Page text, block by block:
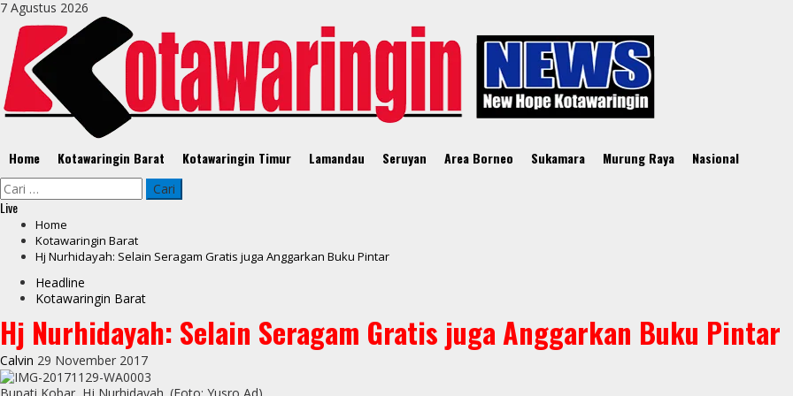
Skip
content
7 Agustus 2026
Menu
Home Kotawaringin Barat Kotawaringin Timur Lamandau Seruyan Area Borneo Sukamara Murung Raya Nasional
Cari
untuk:
Live
Home
Kotawaringin Barat
Hj Nurhidayah: Selain Seragam Gratis juga Anggarkan Buku Pintar
Headline
Kotawaringin Barat
Hj Nurhidayah: Selain Seragam Gratis juga Anggarkan Buku Pintar
Calvin 29 November 2017